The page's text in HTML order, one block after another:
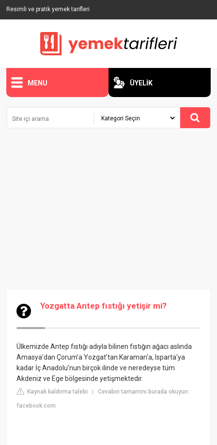
Resimli ve pratik yemek tarifleri
MENU ÜYELİK
Yozgatta Antep fıstığı yetişir mi?
Ülkemizde Antep fıstığı adıyla bilinen fıstığın ağacı aslında
Amasya'dan Çorum'a Yozgat'tan Karaman'a, Isparta'ya
kadar İç Anadolu'nun birçok ilinde ve neredeyse tüm
Akdeniz ve Ege bölgesinde yetişmektedir.
Kaynak kaldırma talebi |Cevabın tamamını burada okuyun:
facebook.com